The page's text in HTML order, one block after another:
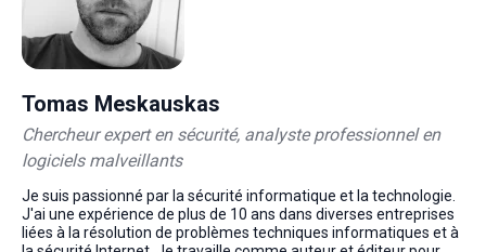
Tomas Meskauskas
Chercheur expert en sécurité, analyste professionnel en
logiciels malveillants
Je suis passionné par la sécurité informatique et la technologie.
J'ai une expérience de plus de 10 ans dans diverses entreprises
liées à la résolution de problèmes techniques informatiques et à